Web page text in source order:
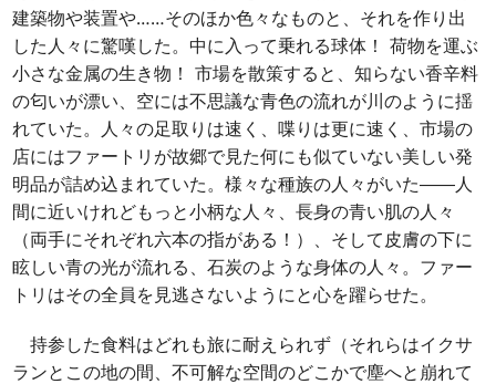
建築物や装置や……そのほか色々なものと、それを作り出
した人々に驚嘆した。中に入って乗れる球体！ 荷物を運ぶ
小さな金属の生き物！ 市場を散策すると、知らない香辛料
の匂いが漂い、空には不思議な青色の流れが川のように揺
れていた。人々の足取りは速く、喋りは更に速く、市場の
店にはファートリが故郷で見た何にも似ていない美しい発
明品が詰め込まれていた。様々な種族の人々がいた――人
間に近いけれどもっと小柄な人々、長身の青い肌の人々
（両手にそれぞれ六本の指がある！）、そして皮膚の下に
眩しい青の光が流れる、石炭のような身体の人々。ファー
トリはその全員を見逃さないようにと心を躍らせた。
持参した食料はどれも旅に耐えられず（それらはイクサ
ランとこの地の間、不可解な空間のどこかで塵へと崩れて